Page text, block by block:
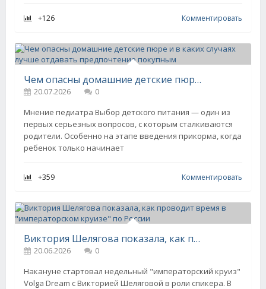
+126 Комментировать
Чем опасны домашние детские пюре и в каких случаях лучше отдавать предпочтение покупным
20.07.2026
0
Мнение педиатра Выбор детского питания — один из
первых серьезных вопросов, с которым сталкиваются
родители. Особенно на этапе введения прикорма, когда
ребенок только начинает
+359 Комментировать
Виктория Шелягова показала, как проводит время в "императорском круизе" по России
20.06.2026
0
Накануне стартовал недельный "императорский круиз"
Volga Dream с Викторией Шеляговой в роли спикера. В